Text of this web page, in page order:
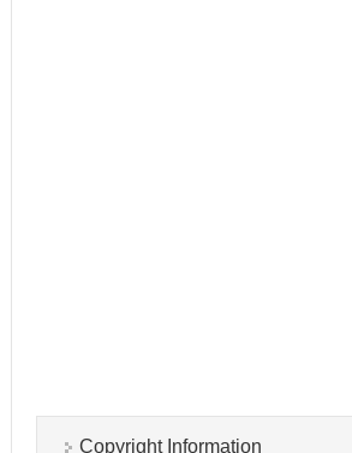
Copyright Information